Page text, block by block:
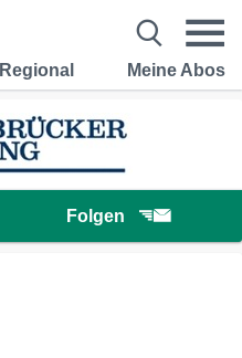
Regional Meine Abos
Folgen